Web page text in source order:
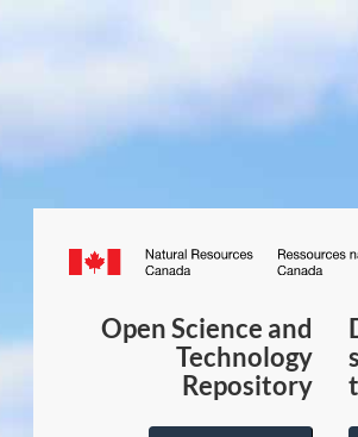
Canada.ca
Open Science and
Technology
Repository